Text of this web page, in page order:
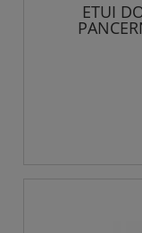
ETUI